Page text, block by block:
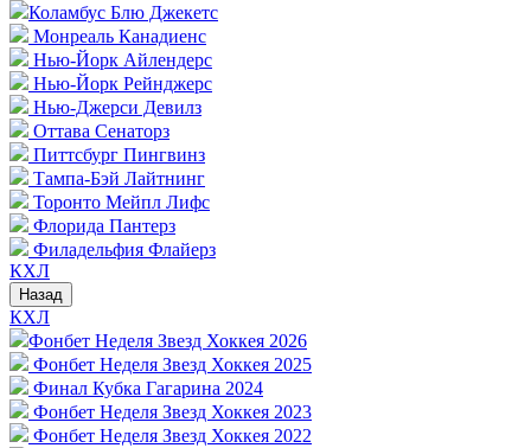
Коламбус Блю Джекетс
Монреаль Канадиенс
Нью-Йорк Айлендерс
Нью-Йорк Рейнджерс
Нью-Джерси Девилз
Оттава Сенаторз
Питтсбург Пингвинз
Тампа-Бэй Лайтнинг
Торонто Мейпл Лифс
Флорида Пантерз
Филадельфия Флайерз
КХЛ
Назад
КХЛ
Фонбет Неделя Звезд Хоккея 2026
Фонбет Неделя Звезд Хоккея 2025
Финал Кубка Гагарина 2024
Фонбет Неделя Звезд Хоккея 2023
Фонбет Неделя Звезд Хоккея 2022